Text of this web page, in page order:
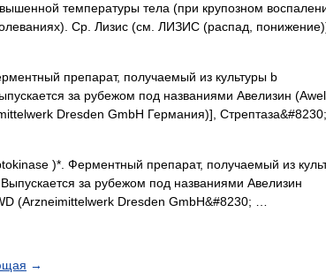
температуры тела (при крупозном
Ср. Лизис (см. ЛИЗИС (распад,
препарат, получаемый из культуры b
за рубежом под названиями Авелизин
Dresden GmbH Германия)],
)*. Ферментный препарат, получаемый из
за рубежом под названиями Авелизин
(Аrzneimittelwerk Dresden GmbH&#8230; …
→